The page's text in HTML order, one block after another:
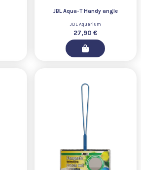
JBL Aqua-T Handy angle
JBL Aquarium
27,90 €